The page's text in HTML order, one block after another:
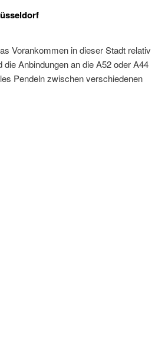
Vorankommen in dieser Stadt relativ
Anbindungen an die A52 oder A44
Pendeln zwischen verschiedenen